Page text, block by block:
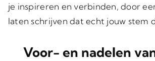
je inspireren en verbinden, door
laten schrijven dat echt jouw stem
Voor- en nadelen